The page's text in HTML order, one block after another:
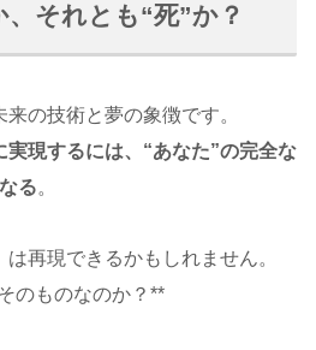
それとも“死”か？
来の技術と夢の象徴です。
実現するには、“あなた”の完全な
る。
再現できるかもしれません。
のものなのか？**